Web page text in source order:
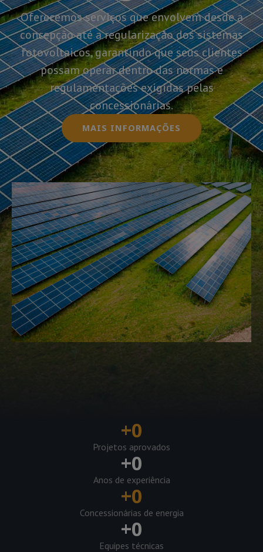
Oferecemos serviços que envolvem desde a
concepção até a regularização dos sistemas
fotovoltaicos, garantindo que seus clientes
possam operar dentro das normas e
regulamentações exigidas pelas
concessionárias.
MAIS INFORMAÇÕES
+0
Projetos aprovados
+0
Anos de experiência
+0
Concessionárias de energia
+0
Equipes técnicas